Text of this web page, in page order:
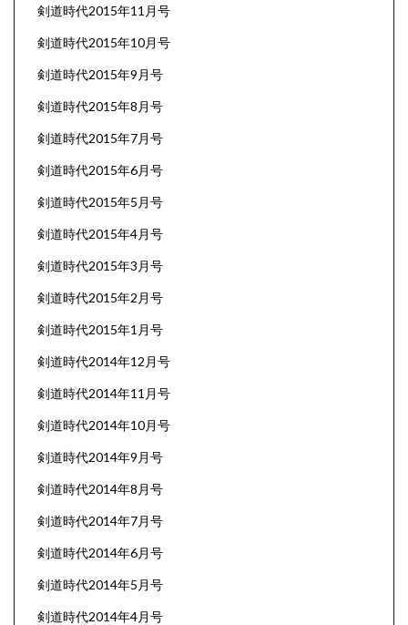
剣道時代2015年11月号
剣道時代2015年10月号
剣道時代2015年9月号
剣道時代2015年8月号
剣道時代2015年7月号
剣道時代2015年6月号
剣道時代2015年5月号
剣道時代2015年4月号
剣道時代2015年3月号
剣道時代2015年2月号
剣道時代2015年1月号
剣道時代2014年12月号
剣道時代2014年11月号
剣道時代2014年10月号
剣道時代2014年9月号
剣道時代2014年8月号
剣道時代2014年7月号
剣道時代2014年6月号
剣道時代2014年5月号
剣道時代2014年4月号